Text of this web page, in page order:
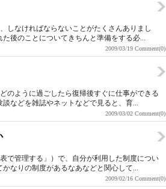
しなければならないことがたくさんありまし
後のことについてきちんと準備をする必...
2009/03/19 Comment(0)
のように過ごしたら復帰後すぐに仕事ができる
などを雑誌やネットなどで見ると、育...
2009/03/02 Comment(0)
管理する」）で、自分が利用した制度につい
なりの制度があるなあなどと関心して...
2009/02/16 Comment(0)